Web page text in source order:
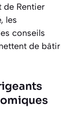
de Rentier
les
conseils
de bâtir